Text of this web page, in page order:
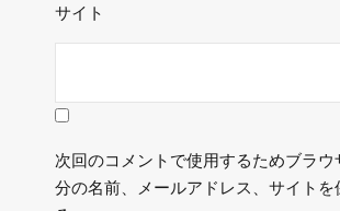
サイト
次回のコメントで使用するためブラウ
分の名前、メールアドレス、サイトを